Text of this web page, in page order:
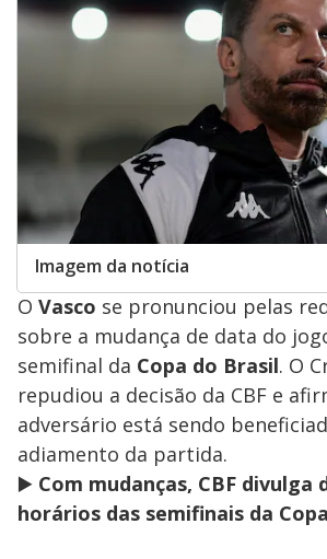
Imagem da notícia
O Vasco se pronunciou pelas
sobre a mudança de data do
semifinal da Copa do Brasil. O
repudiou a decisão da CBF e
adversário está sendo
adiamento da partida.
▶️ Com mudanças, CBF divulga
horários das semifinais da